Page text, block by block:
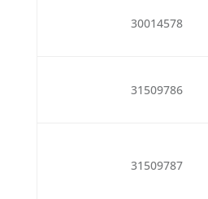
30014578
31509786
31509787